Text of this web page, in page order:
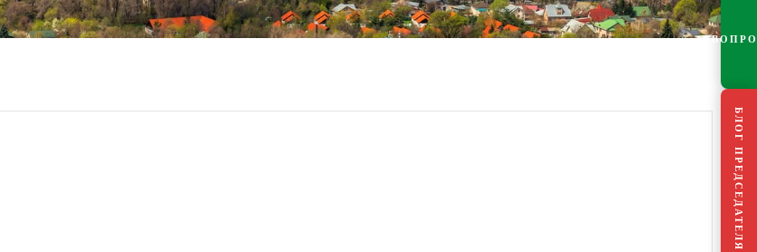
БЛОГ ПРЕДСЕДАТЕЛЯ